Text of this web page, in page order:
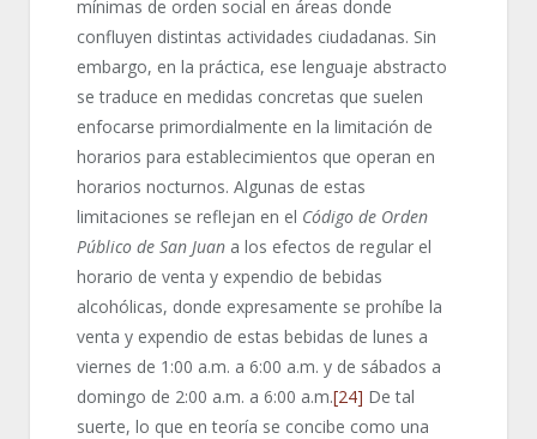
mínimas de orden social en áreas donde
confluyen distintas actividades ciudadanas. Sin
embargo, en la práctica, ese lenguaje abstracto
se traduce en medidas concretas que suelen
enfocarse primordialmente en la limitación de
horarios para establecimientos que operan en
horarios nocturnos. Algunas de estas
limitaciones se reflejan en el Código de Orden
Público de San Juan a los efectos de regular el
horario de venta y expendio de bebidas
alcohólicas, donde expresamente se prohíbe la
venta y expendio de estas bebidas de lunes a
viernes de 1:00 a.m. a 6:00 a.m. y de sábados a
domingo de 2:00 a.m. a 6:00 a.m.[24] De tal
suerte, lo que en teoría se concibe como una